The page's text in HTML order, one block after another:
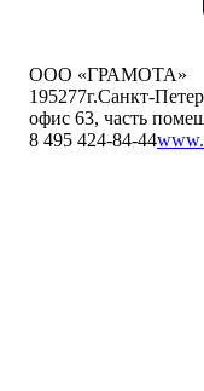
ООО «ГРАМОТА»
195277г.Санкт-
офис 63, часть
8 495 424-84-44